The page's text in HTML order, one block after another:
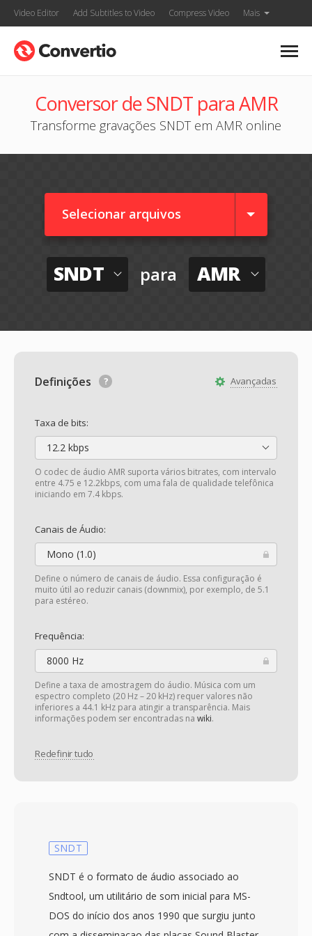
Video Editor Add Subtitles to Video Compress Video Mais
Conversor de SNDT para AMR
Transforme gravações SNDT em AMR online
Selecionar arquivos
SNDT para AMR
Avançadas
Definições
Taxa de bits:
12.2 kbps
O codec de áudio AMR suporta vários bitrates, com intervalo
entre 4.75 e 12.2kbps, com uma fala de qualidade telefônica
iniciando em 7.4 kbps.
Canais de Áudio:
Mono (1.0)
Define o número de canais de áudio. Essa configuração é
muito útil ao reduzir canais (downmix), por exemplo, de 5.1
para estéreo.
Frequência:
8000 Hz
Define a taxa de amostragem do áudio. Música com um
espectro completo (20 Hz – 20 kHz) requer valores não
inferiores a 44.1 kHz para atingir a transparência. Mais
informações podem ser encontradas na wiki.
Redefinir tudo
SNDT
SNDT é o formato de áudio associado ao
Sndtool, um utilitário de som inicial para MS-
DOS do início dos anos 1990 que surgiu junto